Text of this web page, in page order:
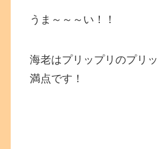
うま～～～い！！
海老はプリップリのプリ
満点です！